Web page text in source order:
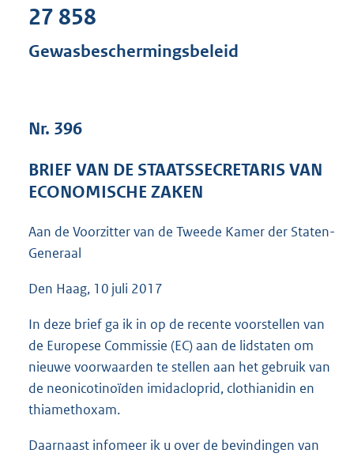
d
s
e
2
27 858
Gewasbeschermingsbeleid
Nr. 396
BRIEF VAN DE STAATSSECRETARIS VAN
ECONOMISCHE ZAKEN
Aan de Voorzitter van de Tweede Kamer der Staten-
Generaal
Den Haag, 10 juli 2017
In deze brief ga ik in op de recente voorstellen van
de Europese Commissie (EC) aan de lidstaten om
nieuwe voorwaarden te stellen aan het gebruik van
de neonicotinoïden imidacloprid, clothianidin en
thiamethoxam.
Daarnaast infomeer ik u over de bevindingen van